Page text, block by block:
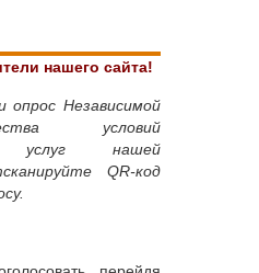
нашего сайта!
опрос Независимой
условий
услуг нашей
QR-код